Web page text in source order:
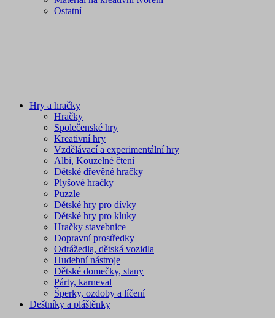
Ostatní
Hry a hračky
Hračky
Společenské hry
Kreativní hry
Vzdělávací a experimentální hry
Albi, Kouzelné čtení
Dětské dřevěné hračky
Plyšové hračky
Puzzle
Dětské hry pro dívky
Dětské hry pro kluky
Hračky stavebnice
Dopravní prostředky
Odrážedla, dětská vozidla
Hudební nástroje
Dětské domečky, stany
Párty, karneval
Šperky, ozdoby a líčení
Deštníky a pláštěnky